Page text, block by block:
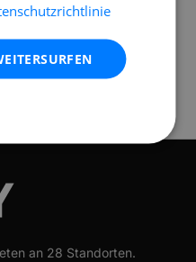
Standorten
an 28 Standorten.